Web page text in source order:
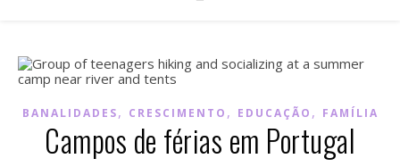
BANALIDADES, CRESCIMENTO , EDUCAÇÃO , FAMÍLIA
Campos de férias em Portugal